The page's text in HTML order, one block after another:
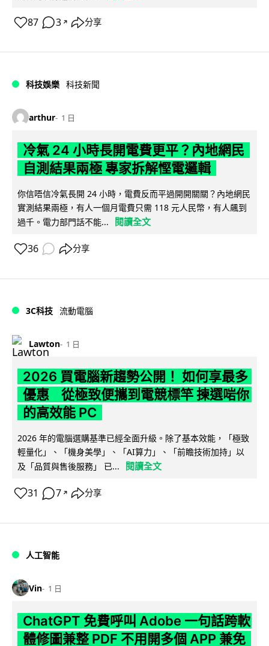
87 3 ↗ 分享
科技娛樂 科技新聞
arthur 1 日
冷氣 24 小時長開電費更平？內地網民
自測結果兩極 專家拆解慳電邏輯
你信唔信冷氣長開 24 小時，電費反而平過開開關關？內地網民
實測結果兩極，有人一個月電費只需 118 元人民幣，有人飆到
過千。電力部門話不能...
閱讀全文
36 分享
3C科技 流動電腦
Lawton 1 日
2026 買電腦新趨勢公開！ 如何享最多
優惠 從極致便攜到電競標竿 揀選啱你
的高效能 PC
2026 年的電腦選購基準已經全面升級。除了基本效能，「極致
輕量化」、「機身美學」、「AI算力」、「前瞻技術加持」以
及「品質與售後服務」 已...
閱讀全文
31 7 ↗ 分享
人工智能
Vin 1 日
ChatGPT 免費呼叫 Adobe 一句話跨軟
體修圖兼整 PDF 不用開多個 APP 兼免